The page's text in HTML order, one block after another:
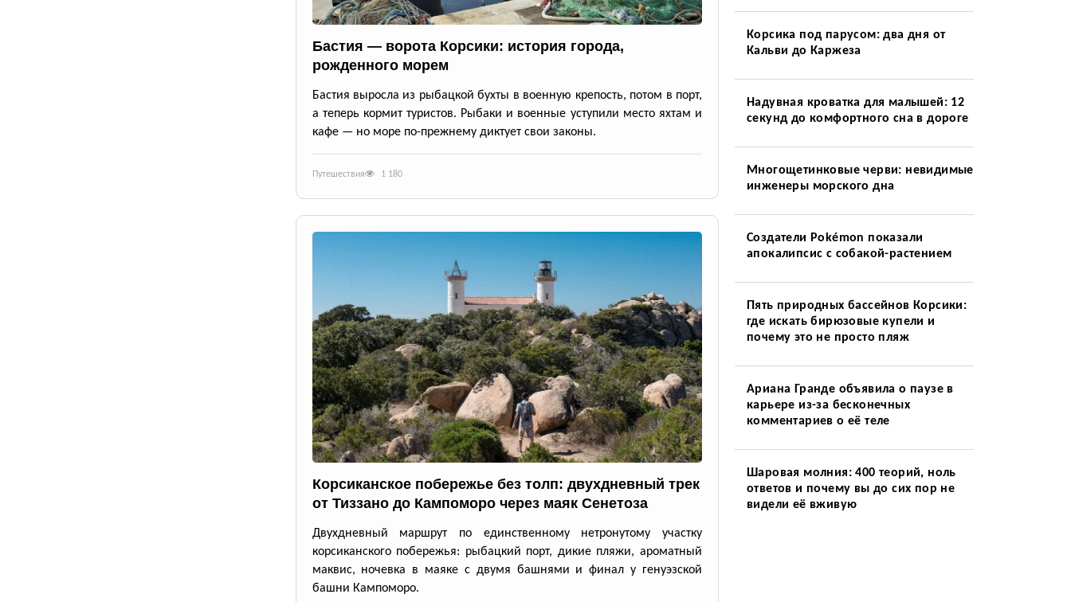
Бастия — ворота Корсики: история города,
рожденного морем
Бастия выросла из рыбацкой бухты в военную крепость, потом в порт,
а теперь кормит туристов. Рыбаки и военные уступили место яхтам и
кафе — но море по-прежнему диктует свои законы.
Путешествия 1 180
Корсиканское побережье без толп: двухдневный трек
от Тиззано до Кампоморо через маяк Сенетоза
Двухдневный маршрут по единственному нетронутому участку
корсиканского побережья: рыбацкий порт, дикие пляжи, ароматный
маквис, ночевка в маяке с двумя башнями и финал у генуэзской
башни Кампоморо.
Корсика под парусом: два дня от
Кальви до Каржеза
Надувная кроватка для малышей: 12
секунд до комфортного сна в дороге
Многощетинковые черви: невидимые
инженеры морского дна
Создатели Pokémon показали
апокалипсис с собакой-растением
Пять природных бассейнов Корсики:
где искать бирюзовые купели и
почему это не просто пляж
Ариана Гранде объявила о паузе в
карьере из-за бесконечных
комментариев о её теле
Шаровая молния: 400 теорий, ноль
ответов и почему вы до сих пор не
видели её вживую